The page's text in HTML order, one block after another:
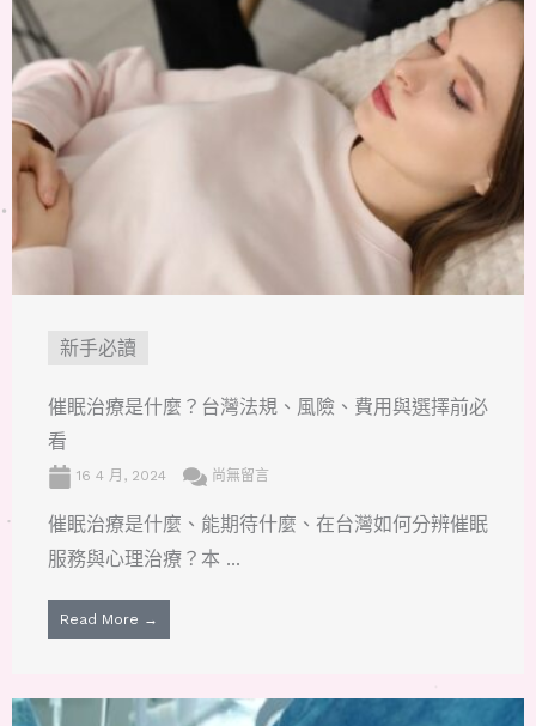
新手必讀
催眠治療是什麼？台灣法規、風險、費用與選擇前必
看
16 4 月, 2024 尚無留言
催眠治療是什麼、能期待什麼、在台灣如何分辨催眠
服務與心理治療？本 ...
Read More →